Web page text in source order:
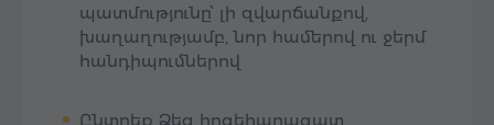
պատմությունը՝ լի զվարճանքով,
խաղաղությամբ, նոր համերով ու ջերմ
հանդիպումներով
Ընտրեք Ձեզ հոգեհարազատ